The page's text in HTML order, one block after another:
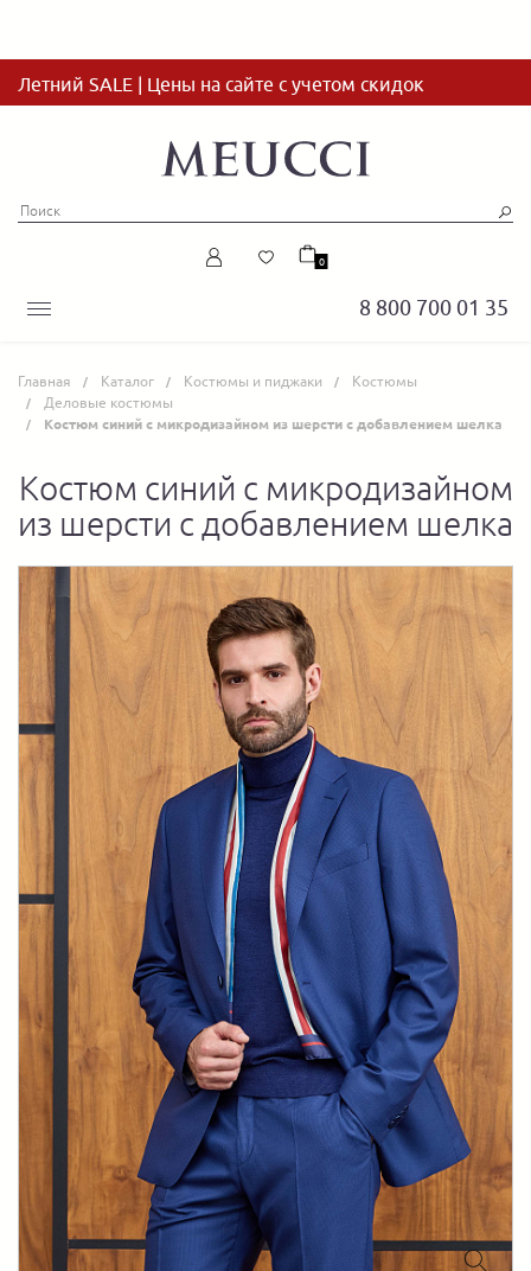
Летний SALE | Цены на сайте с учетом скидок
8 800 700 01 35
0
Главная Каталог Костюмы и пиджаки
Костюмы
Деловые костюмы
Костюм синий с микродизайном из шерсти с добавлением шелка
Костюм синий с микродизайном
из шерсти с добавлением шелка